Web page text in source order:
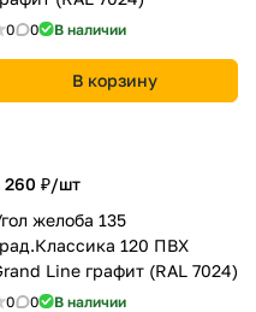
0 0 В наличии
В корзину
260 ₽/шт
желоба 135
120 ПВХ
Line графит (RAL 7024)
0 0 В наличии